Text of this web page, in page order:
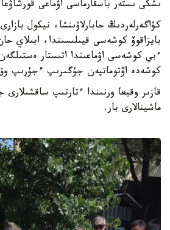
ىشكى ىستەر باسقارماسى اۋماعى
كۋاگەرلەردىڭ حابارلاۋىنشا، نيكول
بايزاقوۆ كوشەسى قيىلىسىندا، ابىلاي
ءبي كوشەسى اۋماعىندا اتىستار
كوشەدە اۆتوماتپەن جۇگىرىپ ءجۇرىپ
قازىر وقيعا ورنىندا ءتارتىپ
ماشينالارى بار.